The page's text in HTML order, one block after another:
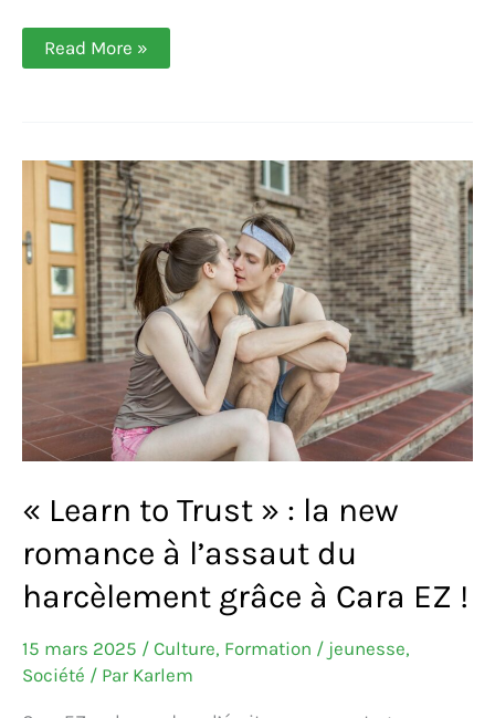
Salariat
:
Entrepreneuriat
:
risqué
Devenez
« Salarié
diversifié »
avec
Flavie
PREVOT
!
Read More »
« Learn to Trust » : la new
romance à l’assaut du
harcèlement grâce à Cara EZ !
15 mars 2025 / Culture, Formation / jeunesse,
Société / Par Karlem